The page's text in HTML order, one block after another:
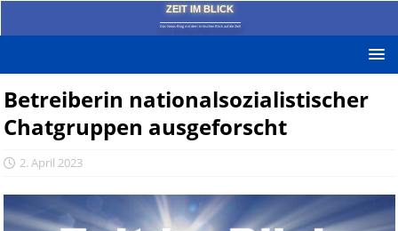
ZEIT IM BLICK
Das News-Blog mit dem kritischen Blick auf die Zeit!
Betreiberin nationalsozialistischer
Chatgruppen ausgeforscht
2. April 2023